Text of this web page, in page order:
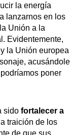
la energía
lanzarnos en los
Unión a la
Evidentemente,
la Unión europea
acusándole
poner
sido fortalecer a
traición de los
de que sus